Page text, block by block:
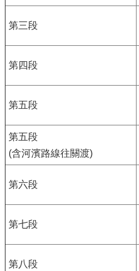
第三段
第四段
第五段
第五段
(含河濱路線往關渡)
第六段
第七段
第八段